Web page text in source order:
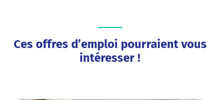
Ces offres d’emploi pourraient vous
intéresser !